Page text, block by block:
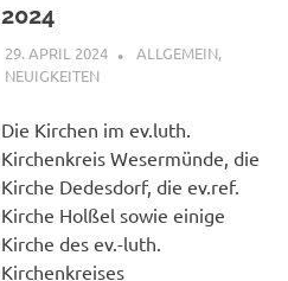
2024
29. APRIL 2024 SHAGGY
ALLGEMEIN,
NEUIGKEITEN
Die Kirchen im ev.luth.
Kirchenkreis Wesermünde, die
Kirche Dedesdorf, die ev.ref.
Kirche Holßel sowie einige
Kirche des ev.-luth.
Kirchenkreises